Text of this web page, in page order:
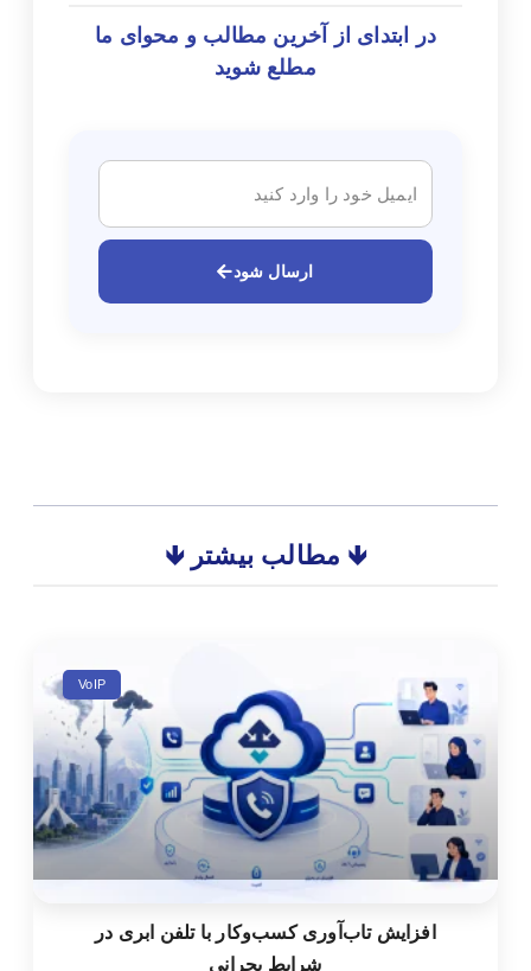
در ابتدای از آخرین مطالب و محوای ما
مطلع شوید
ارسال شود
🡻 مطالب بیشتر 🡻
VoIP
افزایش تاب‌آوری کسب‌وکار با تلفن ابری در
شرایط بحرانی